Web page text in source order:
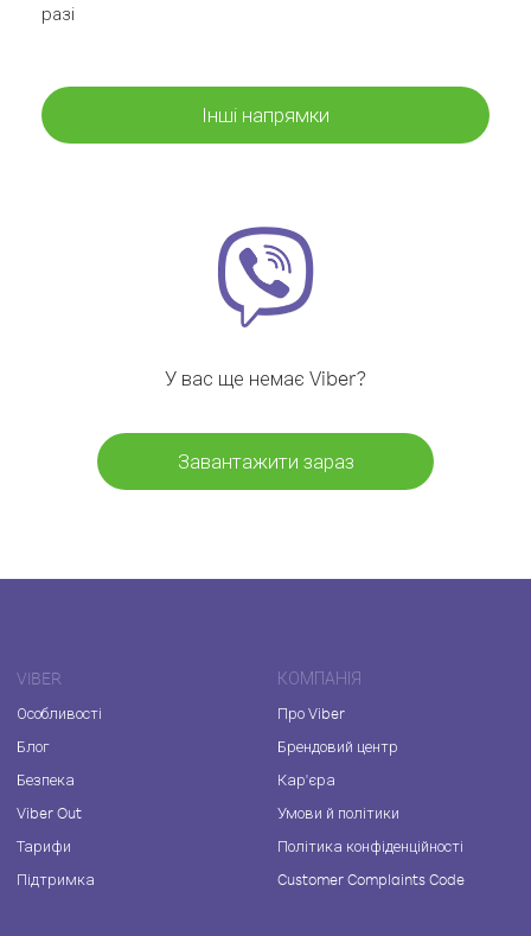
разі
Інші напрямки
У вас ще немає Viber?
Завантажити зараз
VIBER
Особливості
Блог
Безпека
Viber Out
Тарифи
Підтримка
КОМПАНІЯ
Про Viber
Брендовий центр
Кар'єра
Умови й політики
Політика конфіденційності
Customer Complaints Code